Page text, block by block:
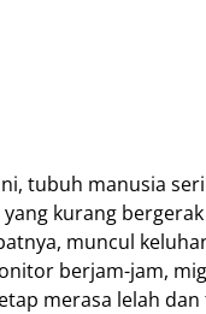
tubuh manusia
kurang bergerak
muncul
berjam-jam,
merasa lelah